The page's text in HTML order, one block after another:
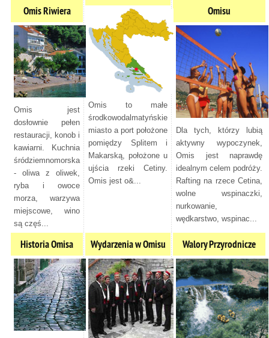
Omis Riwiera
Omis jest
dosłownie pełen
restauracji, konob i
kawiarni. Kuchnia
śródziemnomorska
- oliwa z oliwek,
ryba i owoce
morza, warzywa
miejscowe, wino
są częś...
Omis to małe
środkowodalmatyńskie
miasto a port położone
pomiędzy Splitem i
Makarską, położone u
ujścia rzeki Cetiny.
Omis jest o&...
Omisu
Dla tych, którzy lubią
aktywny wypoczynek,
Omis jest naprawdę
idealnym celem podróży.
Rafting na rzece Cetina,
wolne wspinaczki,
nurkowanie,
wędkarstwo, wspinac...
Historia Omisa Wydarzenia w Omisu Walory Przyrodnicze